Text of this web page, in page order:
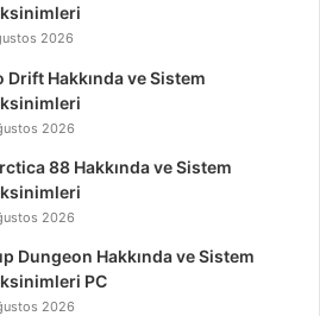
2026
Drift Hakkında ve Sistem
2026
88 Hakkında ve Sistem
2026
Dungeon Hakkında ve Sistem
PC
2026